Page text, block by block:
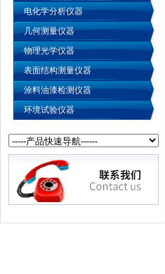
电化学分析仪器
几何测量仪器
物理光学仪器
表面结构测量仪器
涂料油漆检测仪器
环境试验仪器